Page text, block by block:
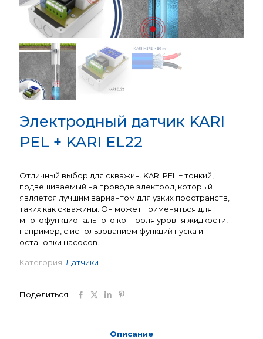
Электродный датчик KARI
PEL + KARI EL22
Отличный выбор для скважин. KARI PEL − тонкий,
подвешиваемый на проводе электрод, который
является лучшим вариантом для узких пространств,
таких как скважины. Он может применяться для
многофункционального контроля уровня жидкости,
например, с использованием функций пуска и
остановки насосов.
Категория: Датчики
Поделиться
Описание